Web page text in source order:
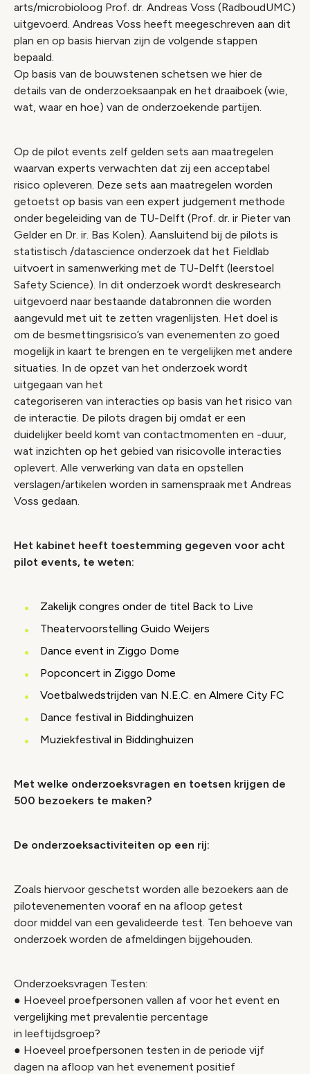
arts/microbioloog Prof. dr. Andreas Voss (RadboudUMC)
uitgevoerd. Andreas Voss heeft meegeschreven aan dit
plan en op basis hiervan zijn de volgende stappen
bepaald.
Op basis van de bouwstenen schetsen we hier de
details van de onderzoeksaanpak en het draaiboek (wie,
wat, waar en hoe) van de onderzoekende partijen.
Op de pilot events zelf gelden sets aan maatregelen
waarvan experts verwachten dat zij een acceptabel
risico opleveren. Deze sets aan maatregelen worden
getoetst op basis van een expert judgement methode
onder begeleiding van de TU-Delft (Prof. dr. ir Pieter van
Gelder en Dr. ir. Bas Kolen). Aansluitend bij de pilots is
statistisch /datascience onderzoek dat het Fieldlab
uitvoert in samenwerking met de TU-Delft (leerstoel
Safety Science). In dit onderzoek wordt deskresearch
uitgevoerd naar bestaande databronnen die worden
aangevuld met uit te zetten vragenlijsten. Het doel is
om de besmettingsrisico’s van evenementen zo goed
mogelijk in kaart te brengen en te vergelijken met andere
situaties. In de opzet van het onderzoek wordt
uitgegaan van het
categoriseren van interacties op basis van het risico van
de interactie. De pilots dragen bij omdat er een
duidelijker beeld komt van contactmomenten en -duur,
wat inzichten op het gebied van risicovolle interacties
oplevert. Alle verwerking van data en opstellen
verslagen/artikelen worden in samenspraak met Andreas
Voss gedaan.
Het kabinet heeft toestemming gegeven voor acht
pilot events, te weten:
Zakelijk congres onder de titel Back to Live
Theatervoorstelling Guido Weijers
Dance event in Ziggo Dome
Popconcert in Ziggo Dome
Voetbalwedstrijden van N.E.C. en Almere City FC
Dance festival in Biddinghuizen
Muziekfestival in Biddinghuizen
Met welke onderzoeksvragen en toetsen krijgen de
500 bezoekers te maken?
De onderzoeksactiviteiten op een rij:
Zoals hiervoor geschetst worden alle bezoekers aan de
pilotevenementen vooraf en na afloop getest
door middel van een gevalideerde test. Ten behoeve van
onderzoek worden de afmeldingen bijgehouden.
Onderzoeksvragen Testen:
● Hoeveel proefpersonen vallen af voor het event en
vergelijking met prevalentie percentage
in leeftijdsgroep?
● Hoeveel proefpersonen testen in de periode vijf
dagen na afloop van het evenement positief